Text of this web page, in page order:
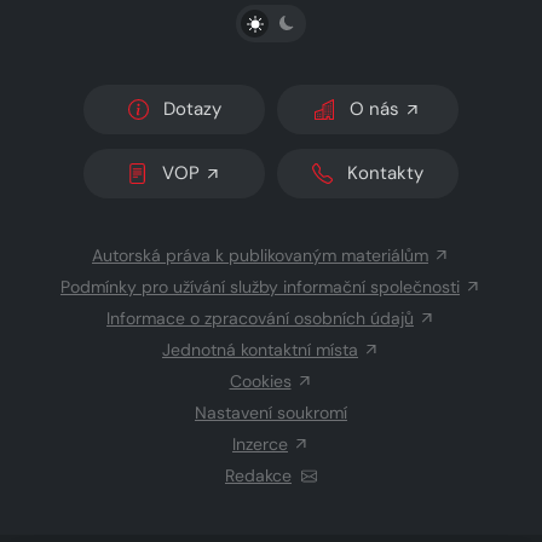
PŘEPNOUT SVĚTLÝ/TMAVÝ REŽIM
Dotazy O nás
VOP Kontakty
Autorská práva k publikovaným materiálům
Podmínky pro užívání služby informační společnosti
Informace o zpracování osobních údajů
Jednotná kontaktní místa
Cookies
Nastavení soukromí
Inzerce
Redakce